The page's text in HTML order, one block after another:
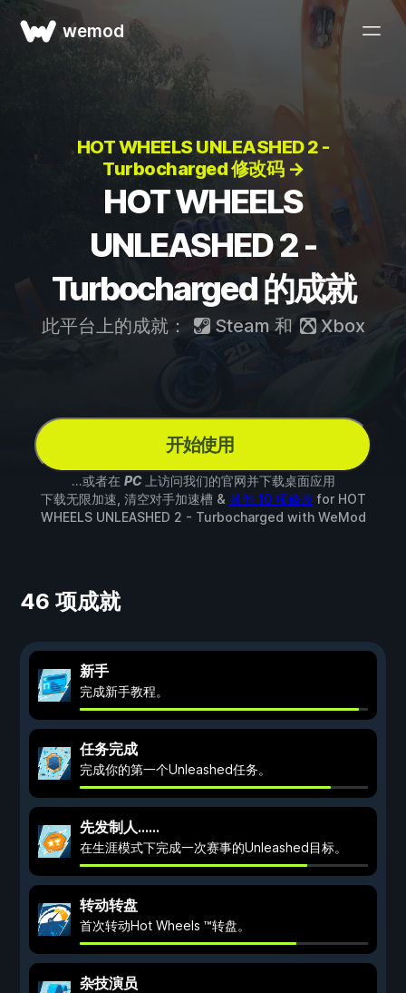
wemod
HOT WHEELS UNLEASHED 2 -
Turbocharged 修改码 →
HOT WHEELS
UNLEASHED 2 -
Turbocharged 的成就
此平台上的成就： Steam 和 Xbox
开始使用
...或者在 PC上访问我们的官网并下载桌面应用
下载无限加速, 清空对手加速槽 & 其他 10 项修改 for HOT
WHEELS UNLEASHED 2 - Turbocharged with WeMod
46 项成就
新手
完成新手教程。
任务完成
完成你的第一个Unleashed任务。
先发制人……
在生涯模式下完成一次赛事的Unleashed目标。
转动转盘
首次转动Hot Wheels ™转盘。
杂技演员